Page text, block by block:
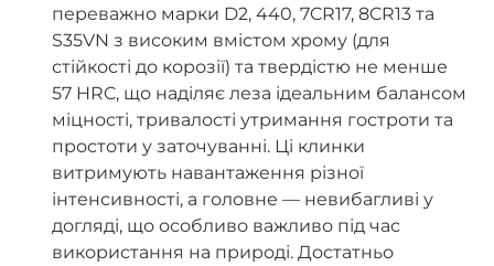
переважно марки D2, 440, 7CR17, 8CR13 та
S35VN з високим вмістом хрому (для
стійкості до корозії) та твердістю не менше
57 HRC, що наділяє леза ідеальним балансом
міцності, тривалості утримання гостроти та
простоти у заточуванні. Ці клинки
витримують навантаження різної
інтенсивності, а головне — невибагливі у
догляді, що особливо важливо під час
використання на природі. Достатньо